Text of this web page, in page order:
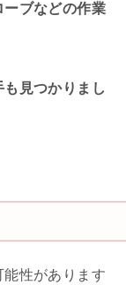
ーブなどの作業
見つかりまし
能性があります